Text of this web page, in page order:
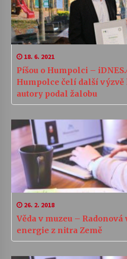
18. 6. 2021
Píšou o Humpolci –
Humpolce čelí další
autory podal žalobu
26. 2. 2018
Věda v muzeu – Radonová
energie z nitra Země